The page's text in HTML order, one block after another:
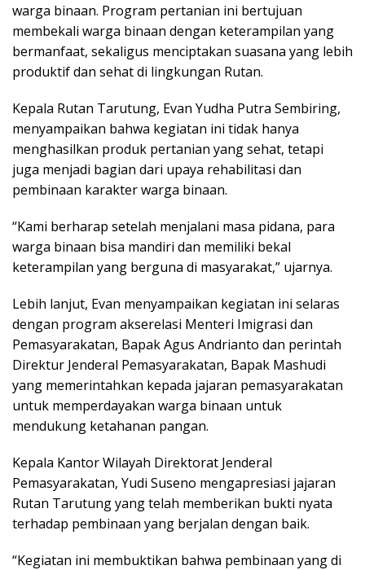
warga binaan. Program pertanian ini bertujuan
membekali warga binaan dengan keterampilan yang
bermanfaat, sekaligus menciptakan suasana yang lebih
produktif dan sehat di lingkungan Rutan.
Kepala Rutan Tarutung, Evan Yudha Putra Sembiring,
menyampaikan bahwa kegiatan ini tidak hanya
menghasilkan produk pertanian yang sehat, tetapi
juga menjadi bagian dari upaya rehabilitasi dan
pembinaan karakter warga binaan.
“Kami berharap setelah menjalani masa pidana, para
warga binaan bisa mandiri dan memiliki bekal
keterampilan yang berguna di masyarakat,” ujarnya.
Lebih lanjut, Evan menyampaikan kegiatan ini selaras
dengan program akserelasi Menteri Imigrasi dan
Pemasyarakatan, Bapak Agus Andrianto dan perintah
Direktur Jenderal Pemasyarakatan, Bapak Mashudi
yang memerintahkan kepada jajaran pemasyarakatan
untuk memperdayakan warga binaan untuk
mendukung ketahanan pangan.
Kepala Kantor Wilayah Direktorat Jenderal
Pemasyarakatan, Yudi Suseno mengapresiasi jajaran
Rutan Tarutung yang telah memberikan bukti nyata
terhadap pembinaan yang berjalan dengan baik.
“Kegiatan ini membuktikan bahwa pembinaan yang di